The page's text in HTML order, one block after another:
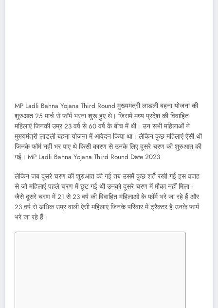
MP Ladli Bahna Yojana Third Round मुख्यमंत्री लाडली बहना योजना की
शुरुआत 25 मार्च से फॉर्म भरना शुरू हुए थे। जिसमें मध्य प्रदेश की विवाहित
महिलाएं जिनकी उम्र 23 वर्ष से 60 वर्ष के बीच में थी। उन सभी महिलाओं ने
मुख्यमंत्री लाडली बहना योजना में आवेदन किया था। लेकिन कुछ महिलाएं ऐसी थी
जिनके फॉर्म नहीं भर पाए थे किसी कारण से उनके लिए दूसरे चरण की शुरुआत की
गई। MP Ladli Bahna Yojana Third Round Date 2023
लेकिन जब दूसरे चरण की शुरुआत की गई तब उसमें कुछ शर्ते रखी गई इस वजह
से जो महिलाएं पहले चरण में छूट गई थी उनको दूसरे चरण में मौका नहीं मिला।
जैसे दूसरे चरण में 21 से 23 वर्ष की विवाहित महिलाओं के फॉर्म भरे जा रहे हैं और
23 वर्ष से अधिक उम्र वाली ऐसी महिलाएं जिनके परिवार में ट्रैक्टर है उनके फार्म
भरे जा रहे हैं।